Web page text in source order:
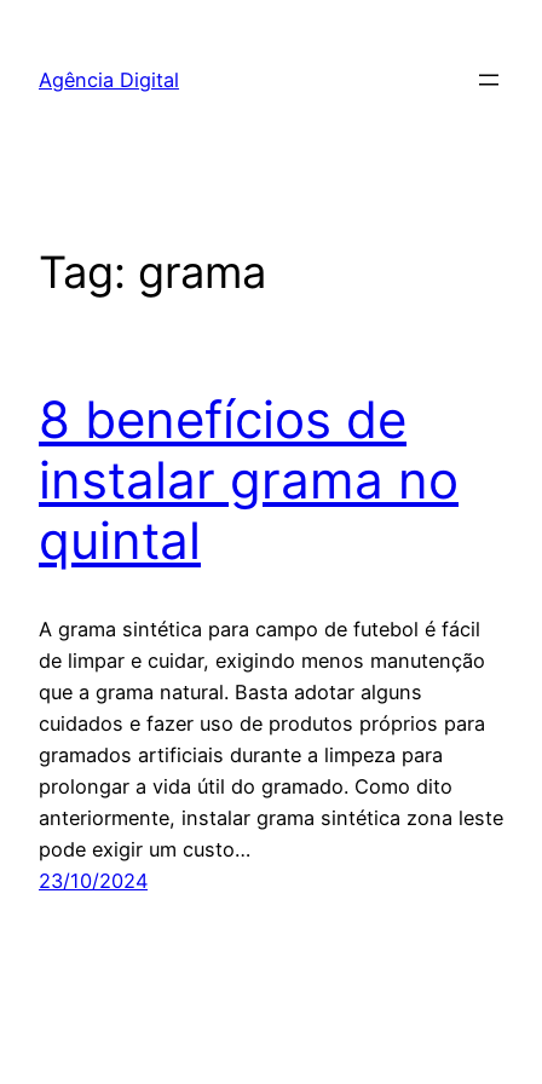
Agência Digital
Tag: grama
8 benefícios de
instalar grama no
quintal
A grama sintética para campo de futebol é fácil
de limpar e cuidar, exigindo menos manutenção
que a grama natural. Basta adotar alguns
cuidados e fazer uso de produtos próprios para
gramados artificiais durante a limpeza para
prolongar a vida útil do gramado. Como dito
anteriormente, instalar grama sintética zona leste
pode exigir um custo…
23/10/2024